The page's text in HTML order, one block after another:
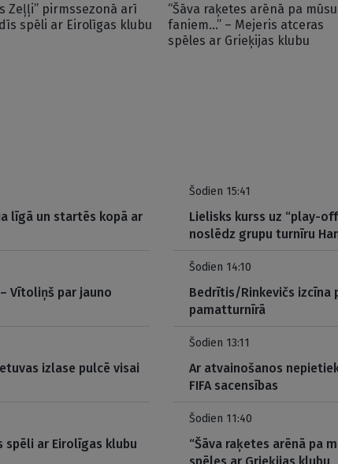
Zeļļi” pirmssezonā arī
spēli ar Eirolīgas klubu
“Šāva raķetes arēnā pa mūsu
faniem…” – Mejeris atceras
spēles ar Grieķijas klubu
līgā un startēs kopā ar
Šodien 15:41
Lielisks kurss uz “play-
noslēdz grupu turnīru
Vītoliņš par jauno
Šodien 14:10
Bedrītis/Rinkevičs izcīna
pamatturnīrā
izlase pulcē visai
Šodien 13:11
Ar atvainošanos
FIFA sacensības
spēli ar Eirolīgas klubu
Šodien 11:40
“Šāva raķetes arēnā pa
spēles ar Grieķijas klubu